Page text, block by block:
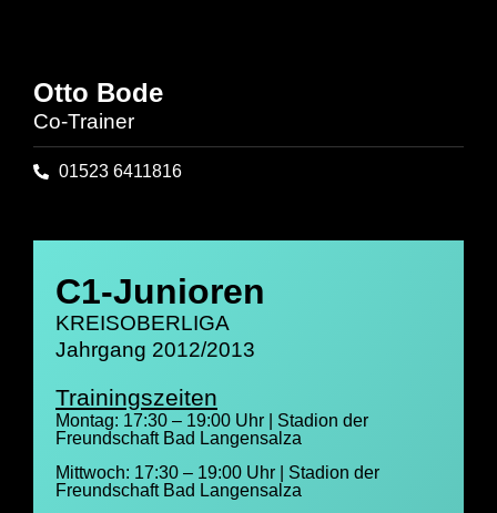
Otto Bode
Co-Trainer
01523 6411816
C1-Junioren
KREISOBERLIGA
Jahrgang 2012/2013
Trainingszeiten
Montag: 17:30 – 19:00 Uhr | Stadion der
Freundschaft Bad Langensalza
Mittwoch: 17:30 – 19:00 Uhr | Stadion der
Freundschaft Bad Langensalza